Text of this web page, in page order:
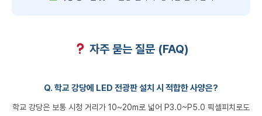
자주 묻는 질문 (FAQ)
Q. 학교 강당에 LED 전광판 설치 시 적합한 사양은?
학교 강당은 보통 시청 거리가 10~20m로 넓어 P3.0~P5.0 픽셀피치로도